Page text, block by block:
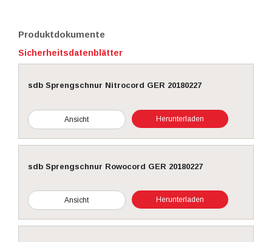
Produktdokumente
Sicherheitsdatenblätter
sdb Sprengschnur Nitrocord GER 20180227
Ansicht Herunterladen
sdb Sprengschnur Rowocord GER 20180227
Ansicht Herunterladen